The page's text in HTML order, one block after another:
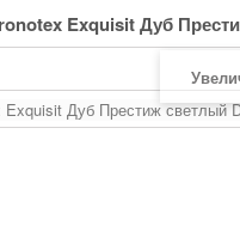
Exquisit Дуб